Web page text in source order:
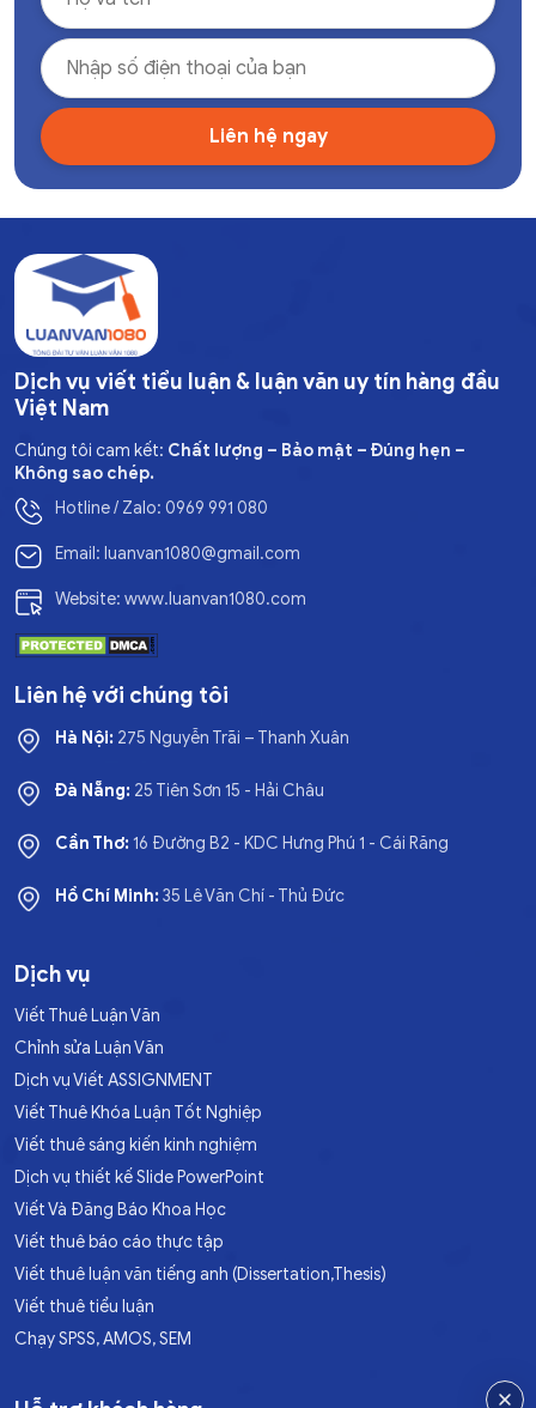
Dịch vụ viết tiểu luận & luận văn uy tín hàng đầu
Việt Nam
Chúng tôi cam kết: Chất lượng – Bảo mật – Đúng hẹn –
Không sao chép.
Hotline / Zalo: 0969 991 080
Email: luanvan1080@gmail.com
Website: www.luanvan1080.com
Liên hệ với chúng tôi
Hà Nội: 275 Nguyễn Trãi – Thanh Xuân
Đà Nẵng: 25 Tiên Sơn 15 - Hải Châu
Cần Thơ:16 Đường B2 - KDC Hưng Phú 1 - Cái Răng
Hồ Chí Minh:35 Lê Văn Chí - Thủ Đức
Dịch vụ
Viết Thuê Luận Văn
Chỉnh sửa Luận Văn
Dịch vụ Viết ASSIGNMENT
Viết Thuê Khóa Luận Tốt Nghiệp
Viết thuê sáng kiến kinh nghiệm
Dịch vụ thiết kế Slide PowerPoint
Viết Và Đăng Báo Khoa Học
Viết thuê báo cáo thực tập
Viết thuê luận văn tiếng anh (Dissertation,Thesis)
Viết thuê tiểu luận
Chạy SPSS, AMOS, SEM